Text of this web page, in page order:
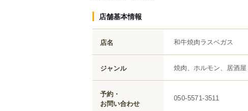
店舗基本情報
店名 和牛焼肉ラスベガス
ジャンル 焼肉、ホルモン、居酒屋
予約・
お問い合わせ
050-5571-3511